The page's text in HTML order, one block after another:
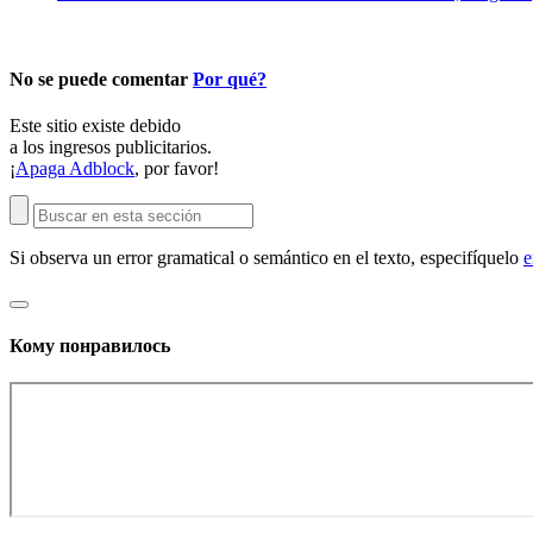
No se puede comentar Por qué?
Este sitio existe debido
a los ingresos publicitarios.
¡Apaga Adblock, por favor!
Si observa un error gramatical o semántico en el texto, especifíquelo
Кому понравилось